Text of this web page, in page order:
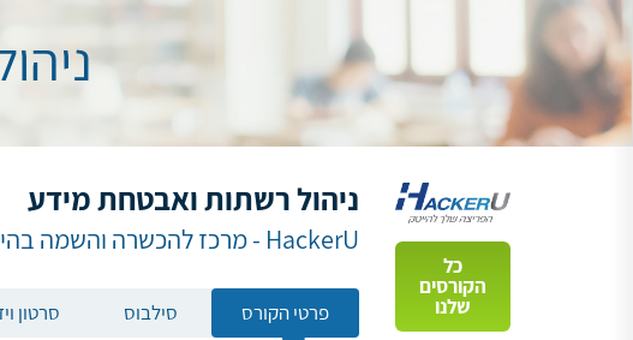
כל
הקורסים
שלנו
ניהול רשתות ואבטחת מידע
HackerU - מרכז להכשרה והשמה בהיי-טק
פרטי הקורס סילבוס סרטון